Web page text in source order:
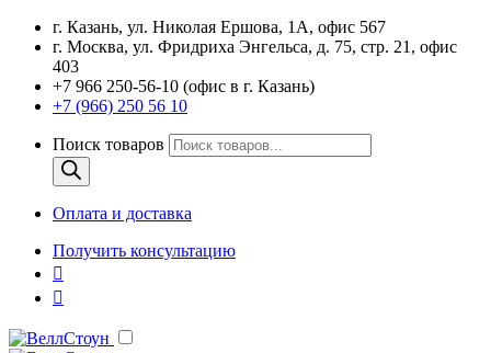
г. Казань, ул. Николая Ершова, 1А, офис 567
г. Москва, ул. Фридриха Энгельса, д. 75, стр. 21, офис
403
+7 966 250-56-10 (офис в г. Казань)
+7 (966) 250 56 10
Поиск товаров
Оплата и доставка
Получить консультацию